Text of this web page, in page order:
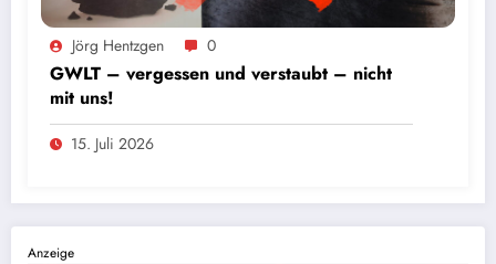
Foto: Andres Valdes
Jörg Hentzgen 0
GWLT – vergessen und verstaubt – nicht
mit uns!
15. Juli 2026
Anzeige